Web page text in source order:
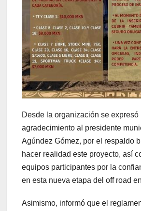
Desde la organización se expresó
agradecimiento al presidente
Agúndez Gómez, por el respaldo
hacer realidad este proyecto, así
equipos participantes por la
en esta nueva etapa del off road
Asimismo, informó que el